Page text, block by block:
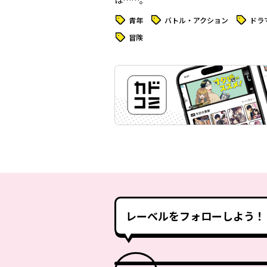
タグ 青年 タグ バトル・アクション タグ ドラ
タグ 冒険
レーベルをフォローしよう！